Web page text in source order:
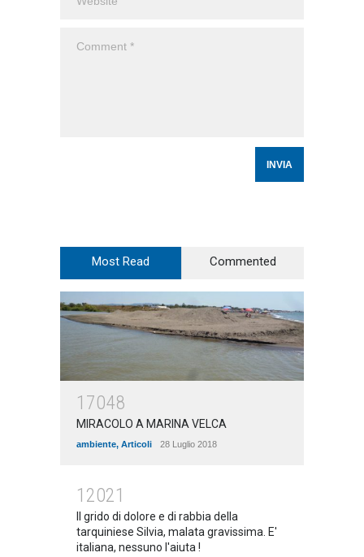
Most Read Commented
17048
MIRACOLO A MARINA VELCA
ambiente, Articoli 28 Luglio 2018
12021
Il grido di dolore e di rabbia della
tarquiniese Silvia, malata gravissima. E'
italiana, nessuno l'aiuta !